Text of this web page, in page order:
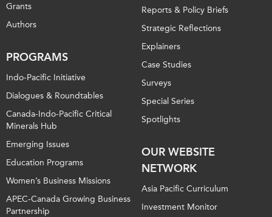
Grants
Authors
PROGRAMS
Indo-Pacific Initiative
Dialogues & Roundtables
Canada-Indo-Pacific Critical
Minerals Hub
Emerging Issues
Education Programs
Women’s Business Missions
APEC-Canada Growing Business
Partnership
Reports & Policy Briefs
Strategic Reflections
Explainers
Case Studies
Surveys
Special Series
Spotlights
OUR WEBSITE
NETWORK
Asia Pacific Curriculum
Investment Monitor